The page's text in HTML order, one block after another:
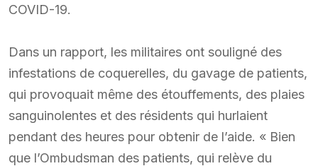
COVID-19.
Dans un rapport, les militaires ont souligné des
infestations de coquerelles, du gavage de patients,
qui provoquait même des étouffements, des plaies
sanguinolentes et des résidents qui hurlaient
pendant des heures pour obtenir de l’aide. « Bien
que l’Ombudsman des patients, qui relève du